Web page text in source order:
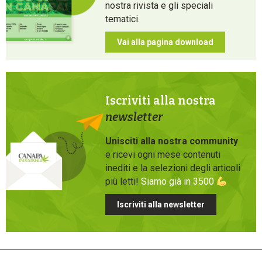
nostra rivista e gli speciali
tematici.
Vai alla pagina download
Iscriviti alla nostra
newsletter
Unisciti alla nostra community
e ricevi ogni mese contenuti
inediti e la selezioni degli articoli
più letti! Siamo già in 3500
Iscriviti alla newsletter